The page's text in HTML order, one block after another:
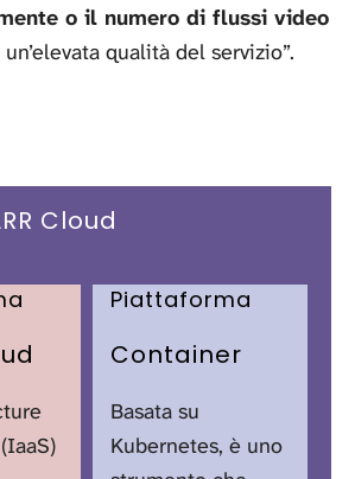
o il numero di flussi video
qualità del servizio”.
Cloud
Piattaforma
Container
Basata su
Kubernetes, è uno